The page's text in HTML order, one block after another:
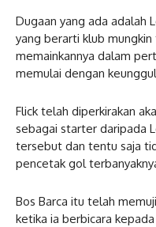
Dugaan yang ada adalah
yang berarti klub
memainkannya dalam
memulai dengan
Flick telah diperkirakan
sebagai starter daripada
tersebut dan tentu saja
pencetak gol
Bos Barca itu telah
ketika ia berbicara